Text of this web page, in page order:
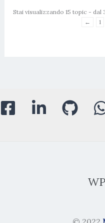
Stai visualizzando 15 topic - dal
←
1